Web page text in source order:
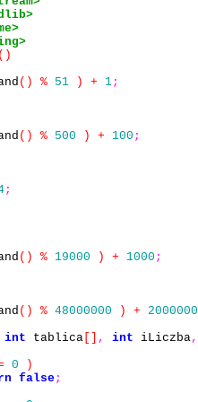
()
() % 51 ) + 1;
() % 500 ) + 100 ;
;
() % 19000 ) + 1000 ;
() % 48000000 ) + 2000000
int tablica , int iLiczba,
0
)
false;